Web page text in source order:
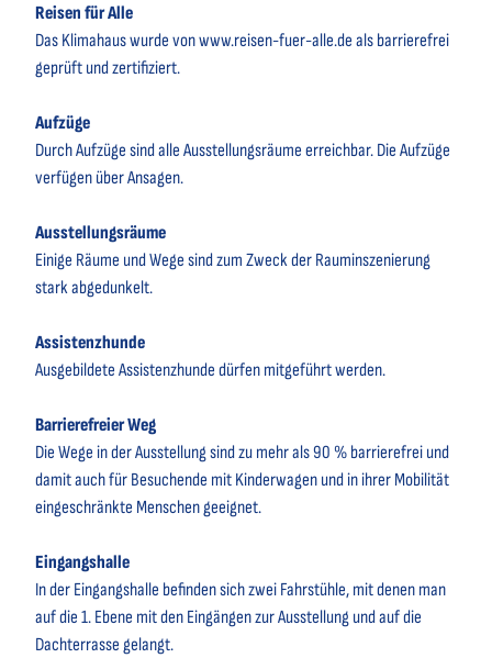
Reisen für Alle
Das Klimahaus wurde von www.reisen-fuer-alle.de als barrierefrei
geprüft und zertifiziert.
Aufzüge
Durch Aufzüge sind alle Ausstellungsräume erreichbar. Die Aufzüge
verfügen über Ansagen.
Ausstellungsräume
Einige Räume und Wege sind zum Zweck der Rauminszenierung
stark abgedunkelt.
Assistenzhunde
Ausgebildete Assistenzhunde dürfen mitgeführt werden.
Barrierefreier Weg
Die Wege in der Ausstellung sind zu mehr als 90 % barrierefrei und
damit auch für Besuchende mit Kinderwagen und in ihrer Mobilität
eingeschränkte Menschen geeignet.
Eingangshalle
In der Eingangshalle befinden sich zwei Fahrstühle, mit denen man
auf die 1. Ebene mit den Eingängen zur Ausstellung und auf die
Dachterrasse gelangt.